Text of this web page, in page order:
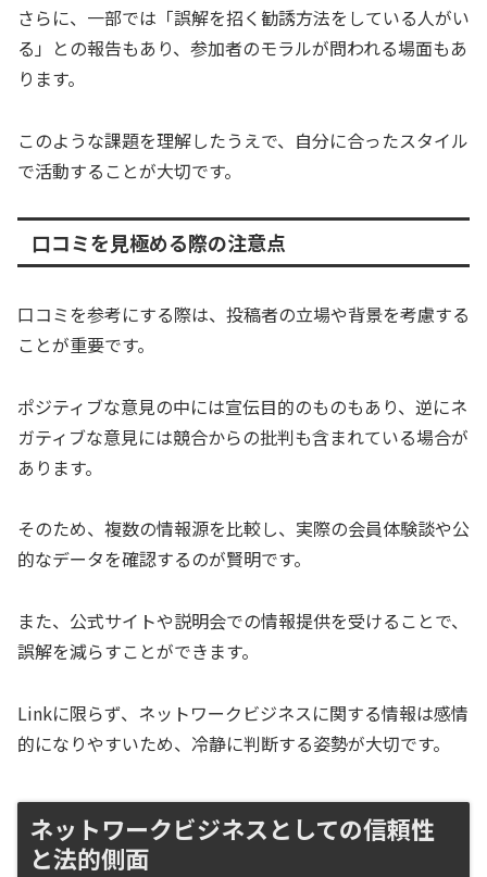
さらに、一部では「誤解を招く勧誘方法をしている人がい
る」との報告もあり、参加者のモラルが問われる場面もあ
ります。
このような課題を理解したうえで、自分に合ったスタイル
で活動することが大切です。
口コミを見極める際の注意点
口コミを参考にする際は、投稿者の立場や背景を考慮する
ことが重要です。
ポジティブな意見の中には宣伝目的のものもあり、逆にネ
ガティブな意見には競合からの批判も含まれている場合が
あります。
そのため、複数の情報源を比較し、実際の会員体験談や公
的なデータを確認するのが賢明です。
また、公式サイトや説明会での情報提供を受けることで、
誤解を減らすことができます。
Linkに限らず、ネットワークビジネスに関する情報は感情
的になりやすいため、冷静に判断する姿勢が大切です。
ネットワークビジネスとしての信頼性
と法的側面